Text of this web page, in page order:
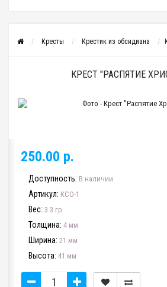
Кресты Крестик из обсидиана
КРЕСТ "РАСПЯТИЕ
250.00 р.
Доступность: В наличии
Артикул: КСО-1
Вес: 3.3 гр
Толщина: 4 мм
Ширина: 21 мм
Высота: 41 мм